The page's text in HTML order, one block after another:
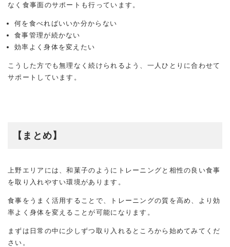
なく食事面のサポートも行っています。
何を食べればいいか分からない
食事管理が続かない
効率よく身体を変えたい
こうした方でも無理なく続けられるよう、一人ひとりに合わせて
サポートしています。
【まとめ】
上野エリアには、和菓子のようにトレーニングと相性の良い食事
を取り入れやすい環境があります。
食事をうまく活用することで、トレーニングの質を高め、より効
率よく身体を変えることが可能になります。
まずは日常の中に少しずつ取り入れるところから始めてみてくだ
さい。